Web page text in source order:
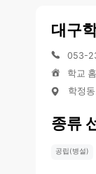
대구
053-
학교
학정
종류
공립(병설)